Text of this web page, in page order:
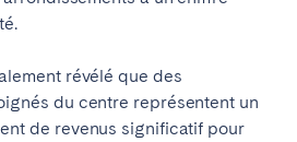
révélé que des
du centre représentent un
de revenus significatif pour